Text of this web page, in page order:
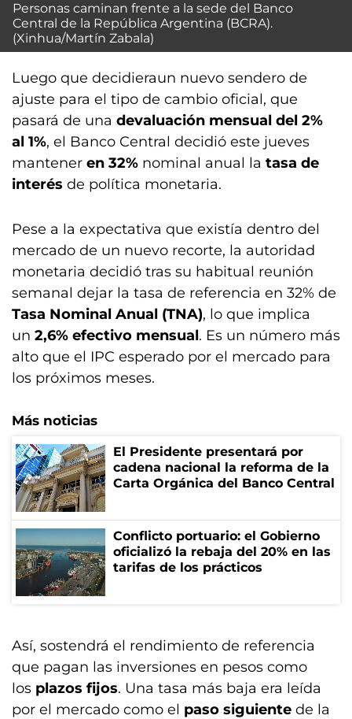
Personas caminan frente a la sede del Banco
Central de la República Argentina (BCRA).
(Xinhua/Martín Zabala)
Luego que decidieraun nuevo sendero de
ajuste para el tipo de cambio oficial, que
pasará de una devaluación mensual del 2%
al 1%, el Banco Central decidió este jueves
mantener en 32% nominal anual la tasa de
interés de política monetaria.
Pese a la expectativa que existía dentro del
mercado de un nuevo recorte, la autoridad
monetaria decidió tras su habitual reunión
semanal dejar la tasa de referencia en 32% de
Tasa Nominal Anual (TNA), lo que implica
un 2,6% efectivo mensual. Es un número más
alto que el IPC esperado por el mercado para
los próximos meses.
Más noticias
El Presidente presentará por
cadena nacional la reforma de la
Carta Orgánica del Banco Central
Conflicto portuario: el Gobierno
oficializó la rebaja del 20% en las
tarifas de los prácticos
Así, sostendrá el rendimiento de referencia
que pagan las inversiones en pesos como
los plazos fijos. Una tasa más baja era leída
por el mercado como el paso siguiente de la